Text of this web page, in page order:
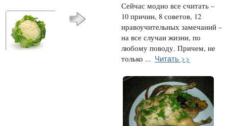
Сейчас модно все считать –
10 причин, 8 советов, 12
нравоучительных замечаний –
на все случаи жизни, по
любому поводу. Причем, не
только ... Читать >>